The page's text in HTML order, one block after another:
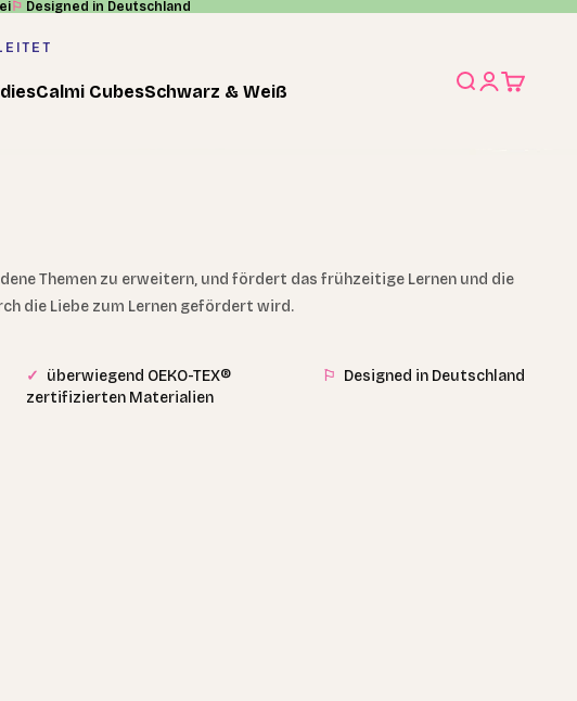
⚐ Designed in Deutschland
Calmi CubesSchwarz & Weiß
SucheAnmelden
Themen zu erweitern, und fördert das frühzeitige Lernen und die
die Liebe zum Lernen gefördert wird.
✓ überwiegend OEKO-TEX®
zertifizierten Materialien
⚐ Designed in Deutschland